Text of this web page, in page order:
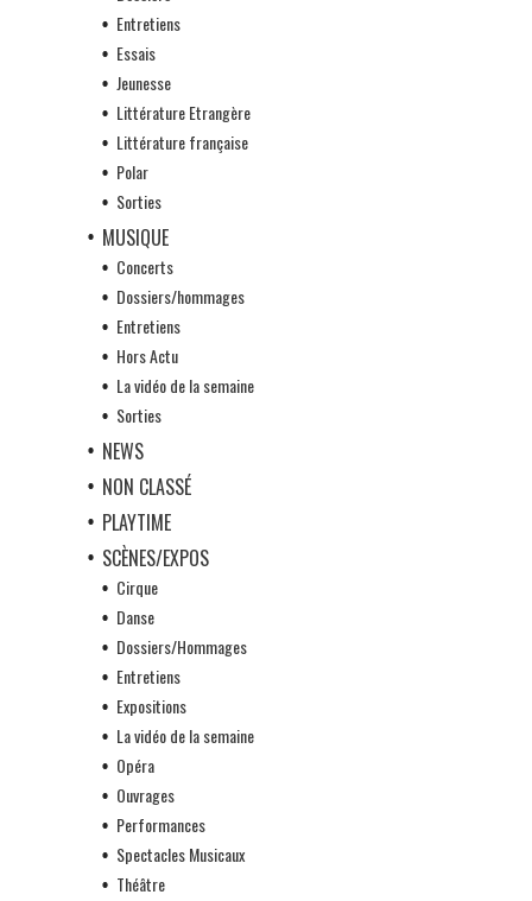
Entretiens
Essais
Jeunesse
Littérature Etrangère
Littérature française
Polar
Sorties
MUSIQUE
Concerts
Dossiers/hommages
Entretiens
Hors Actu
La vidéo de la semaine
Sorties
NEWS
NON CLASSÉ
PLAYTIME
SCÈNES/EXPOS
Cirque
Danse
Dossiers/Hommages
Entretiens
Expositions
La vidéo de la semaine
Opéra
Ouvrages
Performances
Spectacles Musicaux
Théâtre